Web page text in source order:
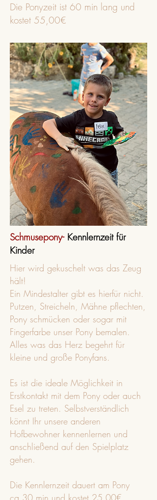
Die Ponyzeit ist 60 min lang und
kostet 55,00€
Schmusepony- Kennlernzeit für
Kinder
Hier wird gekuschelt was das Zeug
hält!
Ein Mindestalter gibt es hierfür nicht.
Putzen, Streicheln, Mähne pflechten,
Pony schmücken oder sogar mit
Fingerfarbe unser Pony bemalen.
Alles was das Herz begehrt für
kleine und große Ponyfans.
Es ist die ideale Möglichkeit in
Erstkontakt mit dem Pony oder auch
Esel zu treten. Selbstverständlich
könnt Ihr unsere anderen
Hofbewohner kennenlernen und
anschließend auf den Spielplatz
gehen.
Die Kennlernzeit dauert am Pony
ca.30 min und kostet 25,00€